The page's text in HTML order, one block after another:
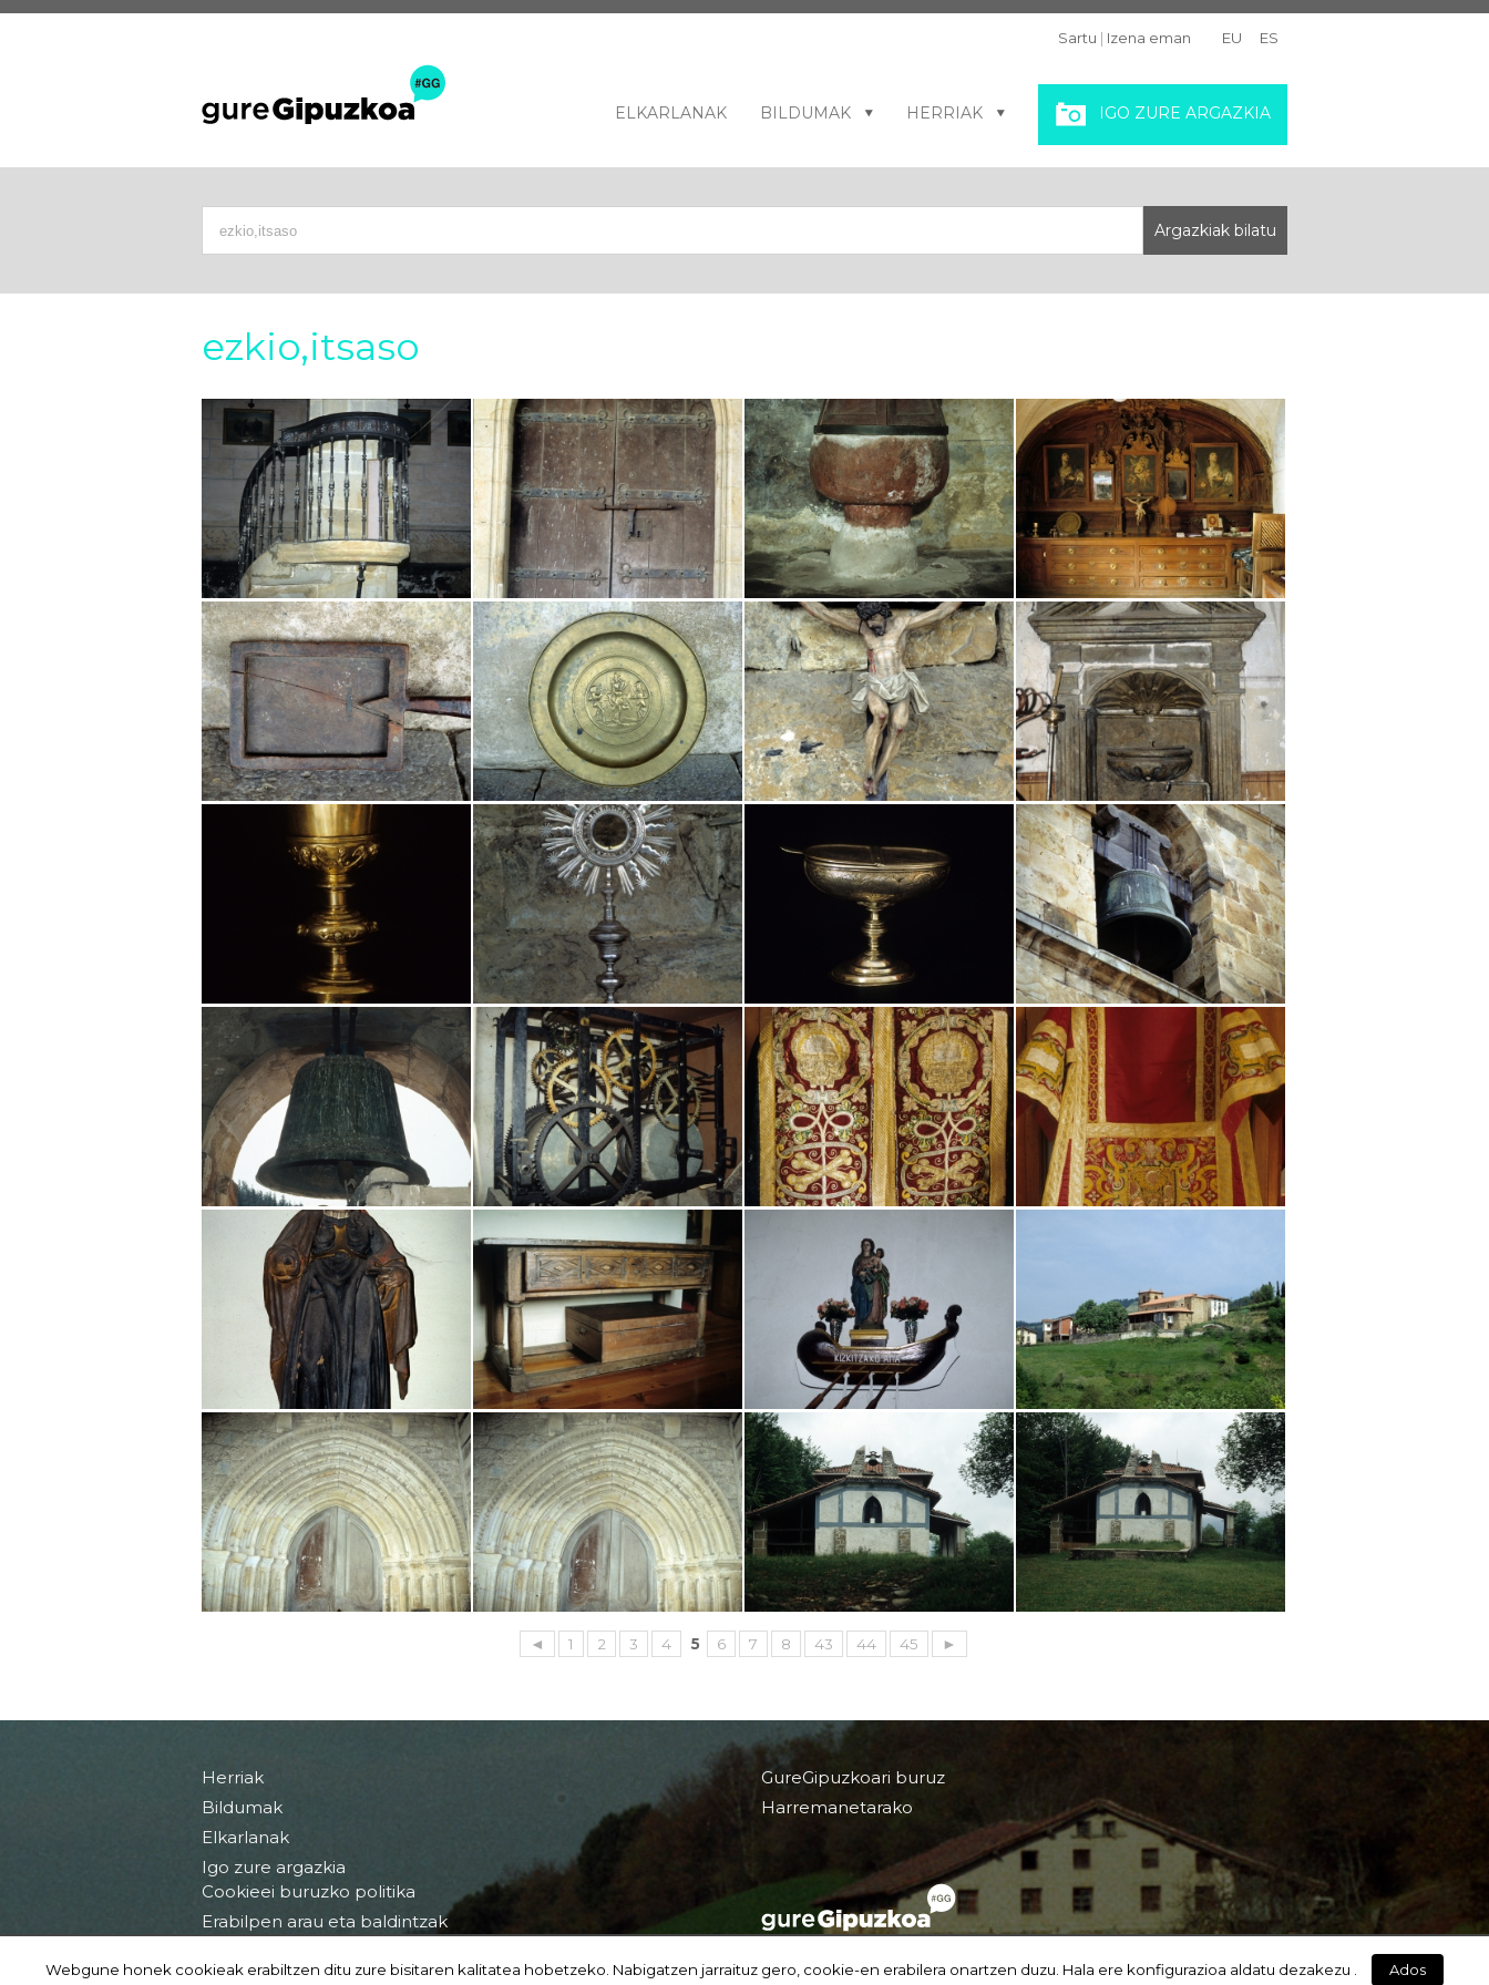
Sartu | Izena eman EU ES
ELKARLANAK BILDUMAK HERRIAK IGO ZURE ARGAZKIA
ezkio,itsaso
◄ 1 2 3 4 5 6 7 8 43 44 45 ►
Herriak
Bildumak
Elkarlanak
Igo zure argazkia
GureGipuzkoari buruz
Harremanetarako
Cookieei buruzko politika
Erabilpen arau eta baldintzak
Webgune honek cookieak erabiltzen ditu zure bisitaren kalitatea hobetzeko. Nabigatzen jarraituz gero, cookie-en erabilera onartzen duzu. Hala ere konfigurazioa aldatu dezakezu . Ados